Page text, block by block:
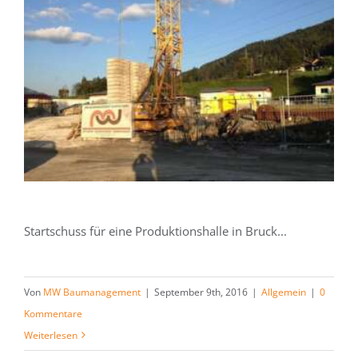
Startschuss für eine Produktionshalle in Bruck...
Von MW Baumanagement | September 9th, 2016 | Allgemein | 0
Kommentare
Weiterlesen